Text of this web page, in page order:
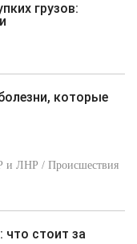
и ЛНР / Происшествия